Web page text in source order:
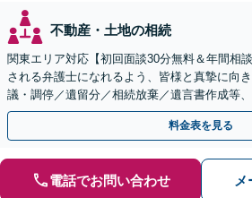
不動産・土地の相続
関東エリア対応【初回面談30分無料＆年間相
される弁護士になれるよう、皆様と真摯に向
議・調停／遺留分／相続放棄／遺言書作成等
族との交渉や書面作成等も◎【分かりやすい
料金表を見る
電話でお問い合わせ